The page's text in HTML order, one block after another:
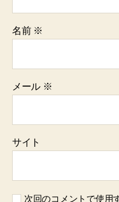
名前 ※
メール ※
サイト
次回のコメントで使用